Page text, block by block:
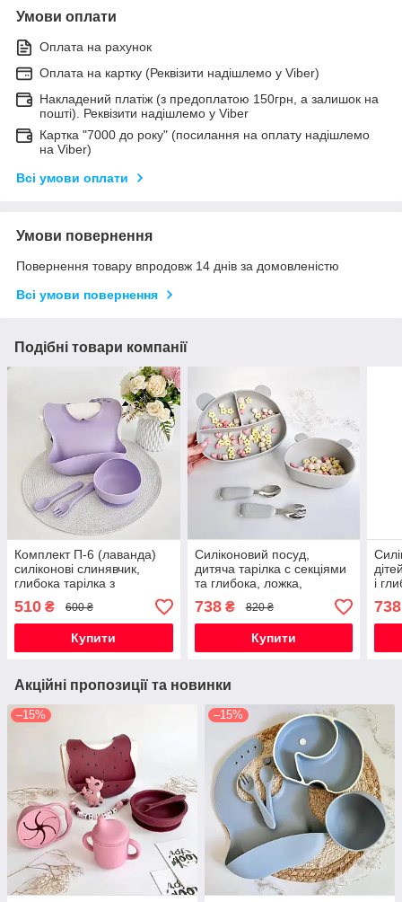
Умови оплати
Оплата на рахунок
Оплата на картку (Реквізити надішлемо у Viber)
Накладений платіж (з предоплатою 150грн, а залишок на
пошті). Реквізити надішлемо у Viber
Картка "7000 до року" (посилання на оплату надішлемо
на Viber)
Всі умови оплати
Умови повернення
Повернення товару впродовж 14 днів за домовленістю
Всі умови повернення
Подібні товари компанії
Комплект П-6 (лаванда)
силіконові слинявчик,
глибока тарілка з
виделкою та ложкою,
посуд для прикорму
510 ₴ 600 ₴
Купити
Силіконовий посуд,
дитяча тарілка с секціями
та глибока, ложка,
виделка; для прикорму
«Ведмедик»(сірий)
738₴ 820 ₴
Купити
і
738
Акційні пропозиції та новинки
–15% –15%